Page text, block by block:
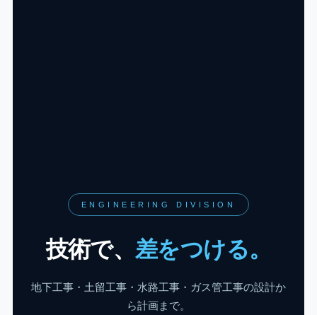
ENGINEERING DIVISION
技術で、差をつける。
地下工事・土留工事・水路工事・ガス管工事の設計か
ら計画まで。